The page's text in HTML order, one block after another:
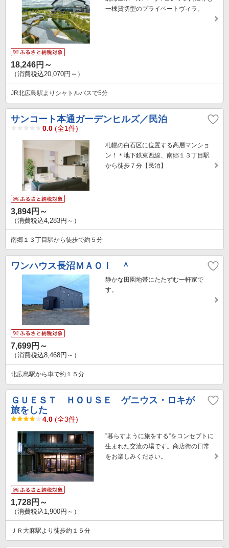
一棟貸切型のプライベートヴィラ。
18,246円～
（消費税込20,070円～）
JR北広島駅よりシャトルバスで5分
サンコート本通ガーデンヒルズ／民泊
0.0 (全1件)
札幌の白石区に位置する高層マンショ
ン！＊地下鉄東西線、南郷１３丁目駅
から徒歩７分【民泊】
3,894円～
（消費税込4,283円～）
南郷１３丁目駅から徒歩で約５分
ワンハウス長沼ＭＡＯＩ ＾
静かな田園地帯にたたずむ一軒家で
す。
7,699円～
（消費税込8,468円～）
北広島駅から車で約１５分
ＧＵＥＳＴ ＨＯＵＳＥ ゲニウス・ロキが
旅をした
4.0 (全3件)
”暮らすように旅をする”をコンセプトに
生まれた交流の場です。商店街の日常
をお楽しみください。
1,728円～
（消費税込1,900円～）
ＪＲ大麻駅より徒歩約１５分